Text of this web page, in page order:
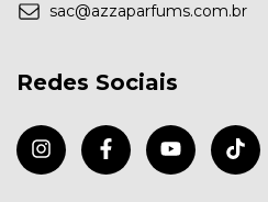
sac@azzaparfums.com.br
Redes Sociais